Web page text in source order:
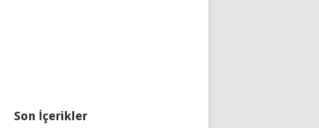
Son İçerikler